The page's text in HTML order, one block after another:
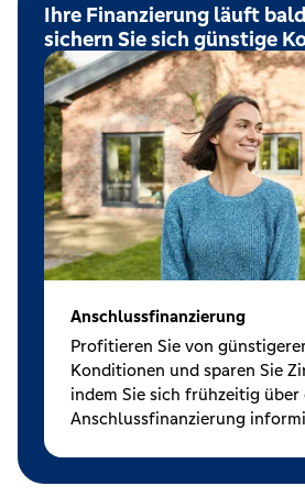
Ihre Finanzierung läuft
sichern Sie sich günstige
Anschlussfinanzierung
Profitieren Sie von
Konditionen und sparen Sie
indem Sie sich frühzeitig über
Anschlussfinanzierung